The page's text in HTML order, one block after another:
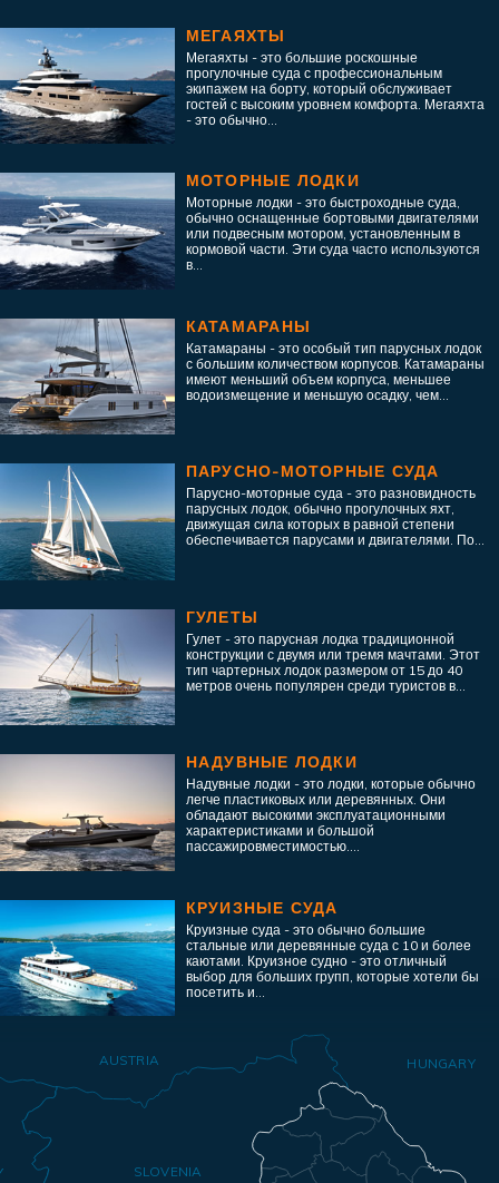
МЕГАЯХТЫ
Мегаяхты - это большие роскошные
прогулочные суда с профессиональным
экипажем на борту, который обслуживает
гостей с высоким уровнем комфорта. Мегаяхта
- это обычно...
МОТОРНЫЕ ЛОДКИ
Моторные лодки - это быстроходные суда,
обычно оснащенные бортовыми двигателями
или подвесным мотором, установленным в
кормовой части. Эти суда часто используются
в...
КАТАМАРАНЫ
Катамараны - это особый тип парусных лодок
с большим количеством корпусов. Катамараны
имеют меньший объем корпуса, меньшее
водоизмещение и меньшую осадку, чем...
ПАРУСНО-МОТОРНЫЕ СУДА
Парусно-моторные суда - это разновидность
парусных лодок, обычно прогулочных яхт,
движущая сила которых в равной степени
обеспечивается парусами и двигателями. По...
ГУЛЕТЫ
Гулет - это парусная лодка традиционной
конструкции с двумя или тремя мачтами. Этот
тип чартерных лодок размером от 15 до 40
метров очень популярен среди туристов в...
НАДУВНЫЕ ЛОДКИ
Надувные лодки - это лодки, которые обычно
легче пластиковых или деревянных. Они
обладают высокими эксплуатационными
характеристиками и большой
пассажировместимостью....
КРУИЗНЫЕ СУДА
Круизные суда - это обычно большие
стальные или деревянные суда с 10 и более
каютами. Круизное судно - это отличный
выбор для больших групп, которые хотели бы
посетить и...
AUSTRIA HUNGARY
SLOVENIA